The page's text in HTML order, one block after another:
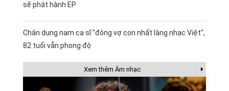
sẽ phát hành EP
Chân dung nam ca sĩ "đông vợ con nhất làng nhạc Việt",
82 tuổi vẫn phong độ
Xem thêm Âm nhạc